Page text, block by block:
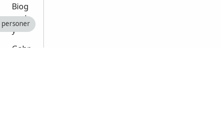
Biog
raph
y
Gabr
personer